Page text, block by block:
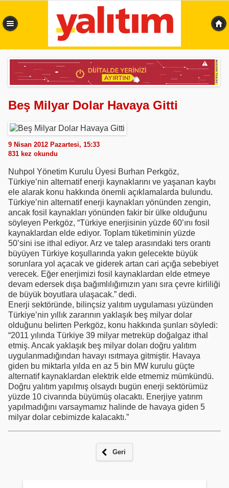
Beş Milyar Dolar Havaya Gitti
9 Nisan 2012 Pazartesi, 15:33
831 kez okundu
Nuhpol Yönetim Kurulu Üyesi Burhan Perkgöz,
Türkiye’nin alternatif enerji kaynaklarını ve yaşanan kaybı
ele alarak konu hakkında önemli açıklamalarda bulundu.
Türkiye’nin alternatif enerji kaynakları yönünden zengin,
ancak fosil kaynakları yönünden fakir bir ülke olduğunu
söyleyen Perkgöz, “Türkiye enerjisinin yüzde 60’ını fosil
kaynaklardan elde ediyor. Toplam tüketiminin yüzde
50’sini ise ithal ediyor. Arz ve talep arasındaki ters orantı
büyüyen Türkiye koşullarında yakın gelecekte büyük
sorunlara yol açacak ve giderek artan cari açığa sebebiyet
verecek. Eğer enerjimizi fosil kaynaklardan elde etmeye
devam edersek dışa bağımlılığımızın yanı sıra çevre kirliliği
de büyük boyutlara ulaşacak.” dedi.
Enerji sektöründe, bilinçsiz yalıtım uygulaması yüzünden
Türkiye’nin yıllık zararının yaklaşık beş milyar dolar
olduğunu belirten Perkgöz, konu hakkında şunları söyledi:
“2011 yılında Türkiye 39 milyar metreküp doğalgaz ithal
etmiş. Ancak yaklaşık beş milyar doları doğru yalıtım
uygulanmadığından havayı ısıtmaya gitmiştir. Havaya
giden bu miktarla yılda en az 5 bin MW kurulu güçte
alternatif kaynaklardan elektrik elde etmemiz mümkündü.
Doğru yalıtım yapılmış olsaydı bugün enerji sektörümüz
yüzde 10 civarında büyümüş olacaktı. Enerjiye yatırım
yapılmadığını varsaymamız halinde de havaya giden 5
milyar dolar cebimizde kalacaktı.”
Geri
0,377 sn